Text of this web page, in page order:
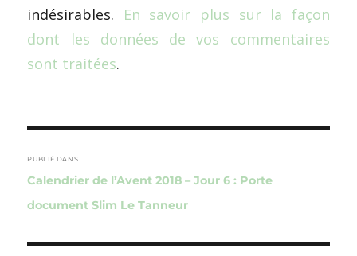
indésirables. En savoir plus sur la façon
dont les données de vos commentaires
sont traitées.
de
l’article
PUBLIÉ DANS
Calendrier de l’Avent 2018 – Jour 6 : Porte
document Slim Le Tanneur